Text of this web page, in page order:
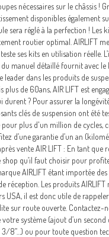
nécessaires sur le châssis !
disponibles également
sera réglé à la perfection ! Les
routier optimal. AIRLIFT
ses kits en utilisation réelle.
du manuel détaillé fournit avec
leader dans les produits de
plus de 60ans, AIR LIFT est
durent ? Pour assurer la
clés de suspension ont été
plus d'un million de cycles,
d’une garantie d’un an
vente AIR LIFT : En tant que
shop qu’il faut choisir pour
AIRLIFT étant importée
réception. Les produits AIRLIFT
USA, il est donc utile de
sur route ouverte. Contactez-
système (ajout d’un second
8’’…) ou pour toute question